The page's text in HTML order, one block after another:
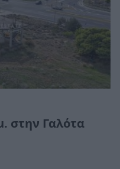
στην Γαλότα